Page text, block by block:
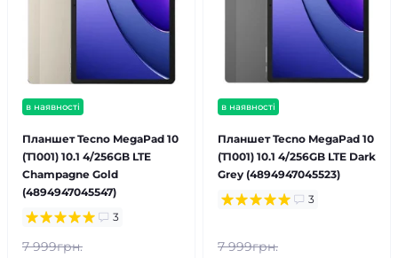
в наявності
Планшет Tecno MegaPad 10
(T1001) 10.1 4/256GB LTE
Champagne Gold
(4894947045547)
3
7 999грн.
в наявності
Планшет Tecno MegaPad 10
(T1001) 10.1 4/256GB LTE Dark
Grey (4894947045523)
3
7 999грн.